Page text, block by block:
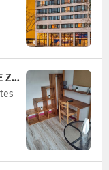
CHAMBRE - STUDETTE INDÉPENDANTE ZOLA